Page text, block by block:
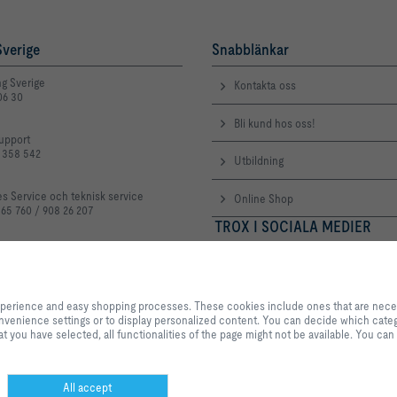
Sverige
30
358 542
Service och teknisk service
760 / 908 26 207
Snabblänkar
Kontakta oss
Bli kund hos oss!
Utbildning
Online Shop
TROX I SOCIALA MEDIER
our services and applications, as well as ones that are used solely for
settings or to display personalized content. You can decide which
adjust the data utilisation settings based on your individual requirements.
and easy shopping processes. These cookies include ones that are
settings or to display personalized content. You can decide which
have selected, all functionalities of the page might not be available. You
All accept